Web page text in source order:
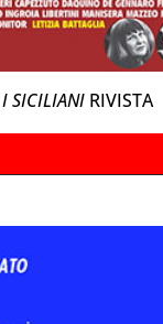
I SICILIANI RIVISTA